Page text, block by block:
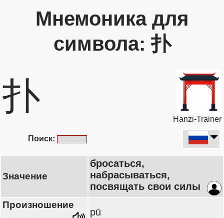
Мнемоника для
символа: 扑
扑
Hanzi-Trainer
Поиск:
Значение
бросаться,
набрасываться,
посвящать свои силы
Произношение
pū